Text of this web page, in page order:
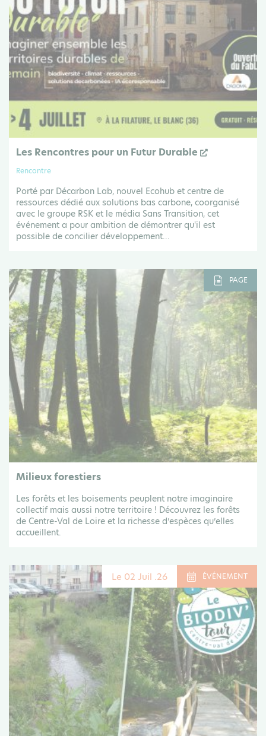
Les Rencontres pour un Futur Durable
Rencontre
Porté par Décarbon Lab, nouvel Ecohub et centre de
ressources dédié aux solutions bas carbone, coorganisé
avec le groupe RSK et le média Sans Transition, cet
événement a pour ambition de démontrer qu'il est
possible de concilier développement...
PAGE
Milieux forestiers
Les forêts et les boisements peuplent notre imaginaire
collectif mais aussi notre territoire ! Découvrez les forêts
de Centre-Val de Loire et la richesse d’espèces qu’elles
accueillent.
Le 02 Juil .26 ÉVÉNEMENT